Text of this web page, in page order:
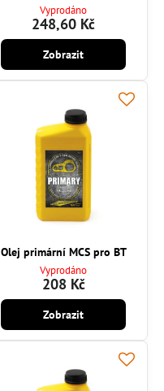
Vyprodáno
248,60 Kč
Zobrazit
Olej primární MCS pro BT
Vyprodáno
208 Kč
Zobrazit